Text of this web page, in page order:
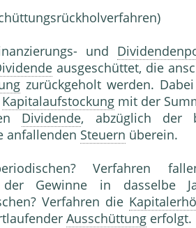
und
ausgeschüttet, die
zurückgeholt werden.
Kapitalaufstockung mit der
Dividende, abzüglich der
anfallenden Steuern überein.
Verfahren
der Gewinne in dasselbe
Verfahren die
Ausschüttung erfolgt.